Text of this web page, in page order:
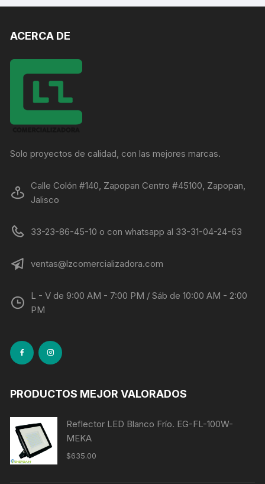
ACERCA DE
Solo proyectos de calidad, con las mejores marcas.
Calle Colón #140, Zapopan Centro #45100, Zapopan,
Jalisco
33-23-86-45-10 o con whatsapp al 33-31-04-24-63
ventas@lzcomercializadora.com
L - V de 9:00 AM - 7:00 PM / Sáb de 10:00 AM - 2:00
PM
PRODUCTOS MEJOR VALORADOS
Reflector LED Blanco Frío. EG-FL-100W-
MEKA
$635.00